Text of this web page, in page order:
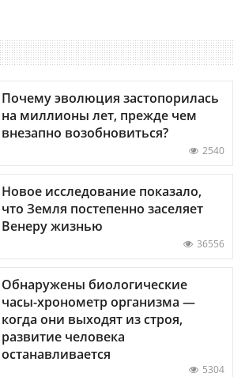
Почему эволюция застопорилась
на миллионы лет, прежде чем
внезапно возобновиться?
2540
Новое исследование показало,
что Земля постепенно заселяет
Венеру жизнью
36556
Обнаружены биологические
часы-хронометр организма —
когда они выходят из строя,
развитие человека
останавливается
5304